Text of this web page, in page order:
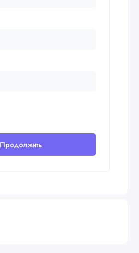
Продолжить